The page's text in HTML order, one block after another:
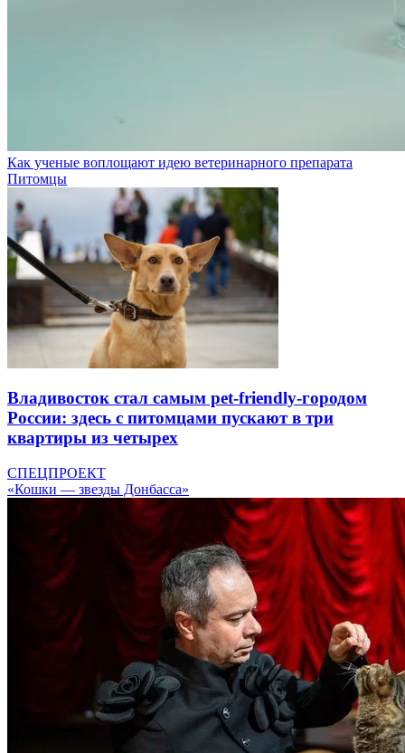
Как ученые воплощают идею ветеринарного препарата
Питомцы
Владивосток стал самым pet-friendly-городом
России: здесь с питомцами пускают в три
квартиры из четырех
СПЕЦПРОЕКТ
«Кошки — звезды Донбасса»